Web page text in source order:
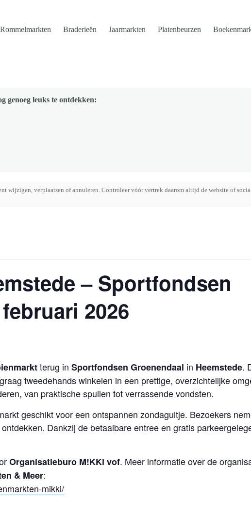
Rommelmarkten Braderieën Jaarmarkten Platenbeurzen
genoeg leuks te ontdekken:
wijzigen, verplaatsen of annuleren. Controleer vóór vertrek daarom altijd de website of
– Sportfondsen
2026
terug in Sportfondsen Groenendaal in Heemstede.
tweedehands winkelen in een prettige, overzichtelijke
van praktische spullen tot verrassende vondsten.
geschikt voor een ontspannen zondaguitje. Bezoekers
Dankzij de betaalbare entree en gratis
Organisatieburo M!KKi vof. Meer informatie over de
& Meer:
mikki/